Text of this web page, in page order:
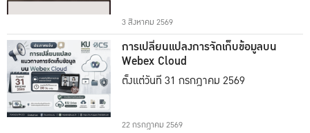
3 สิงหาคม 2569
การเปลี่ยนแปลงการจัดเก็บข้อมูลบน
Webex Cloud
ตั้งแต่วันที่ 31 กรกฎาคม 2569
22 กรกฎาคม 2569